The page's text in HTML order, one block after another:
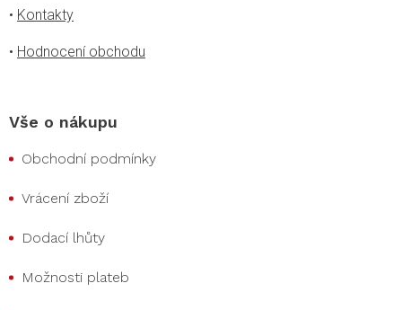
• Kontakty
• Hodnocení obchodu
Vše o nákupu
Obchodní podmínky
Vrácení zboží
Dodací lhůty
Možnosti plateb